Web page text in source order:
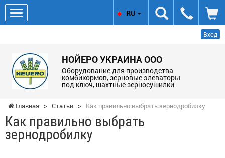
Вход
НОЙЕРО УКРАИНА ООО
Оборудование для производства
комбикормов, зерновые элеваторы
под ключ, шахтные зерносушилки
RU
Главная > Статьи > Как правильно выбрать зернодробилку
Как правильно выбрать
зернодробилку